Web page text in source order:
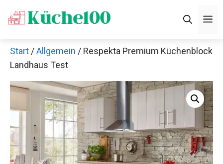
Inhalt
Start /Allgemein / Respekta Premium Küchenblock
Landhaus Test